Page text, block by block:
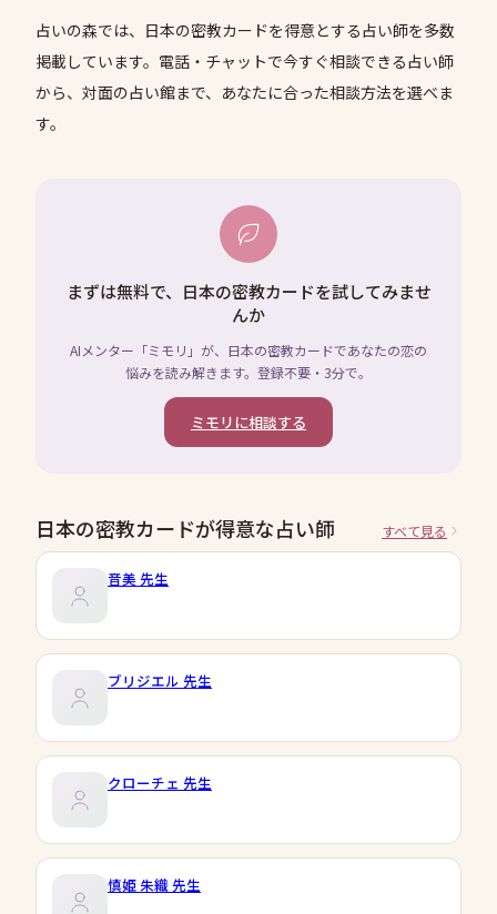
占いの森では、 日本の密教カードを得意とする占い師を多数
掲載しています。電話・チャットで今すぐ相談できる占い師
から、対面の占い館まで、あなたに合った相談方法を選べま
す。
まずは無料で、日本の密教カードを試してみませ
んか
AIメンター「ミモリ」が、日本の密教カードであなたの恋の
悩みを読み解きます。登録不要・3分で。
ミモリに相談する
日本の密教カードが得意な占い師 すべて見る
音美 先生
ブリジエル 先生
クローチェ 先生
慎姫 朱織 先生